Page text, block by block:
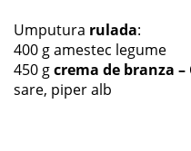
Umputura rulada:
400 g amestec legume
450 gcrema de branza
sare, piper alb